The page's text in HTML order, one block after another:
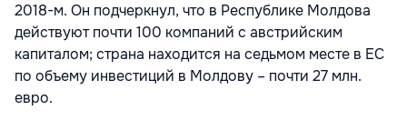
2018-м. Он подчеркнул, что в Республике Молдова
действуют почти 100 компаний с австрийским
капиталом; страна находится на седьмом месте в ЕС
по объему инвестиций в Молдову – почти 27 млн.
евро.